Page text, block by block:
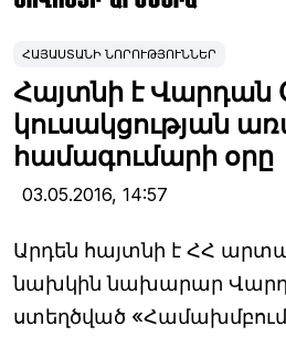
ՀԱՅԱՍՏԱՆԻ ՆՈՐՈՒԹՅՈՒՆՆԵՐ
Հայտնի է Վարդան
կուսակցության
համագումարի օրը
03.05.2016, 14:57
Արդեն հայտնի է ՀՀ
նախկին նախարար
ստեղծված